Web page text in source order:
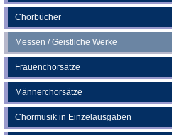
Chorbücher
Messen / Geistliche Werke
Frauenchorsätze
Männerchorsätze
Chormusik in Einzelausgaben